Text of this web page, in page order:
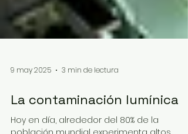
9 may 2025 3 min de lectura